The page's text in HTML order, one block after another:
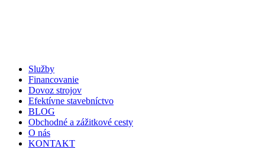
Služby
Financovanie
Dovoz strojov
Efektívne stavebníctvo
BLOG
Obchodné a zážitkové cesty
O nás
KONTAKT